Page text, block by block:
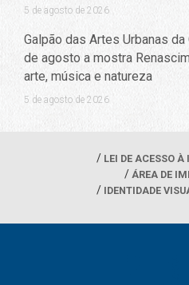
5 de agosto de 2026
Galpão das Artes Urbanas
de agosto a mostra
arte, música e natureza
5 de agosto de 2026
LEI DE ACESSO
ÁREA DE
IDENTIDADE